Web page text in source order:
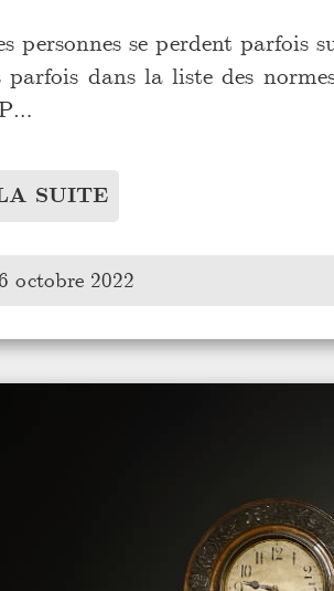
personnes se perdent
parfois dans la liste des
SUITE
octobre 2022